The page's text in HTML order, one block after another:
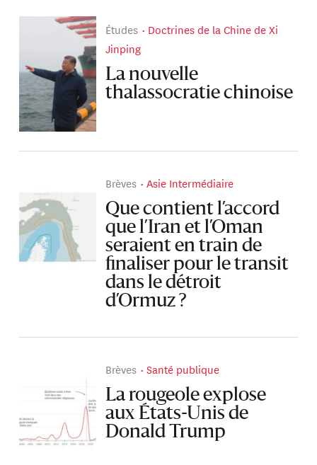
Études
Doctrines de la Chine de Xi
Jinping
La nouvelle
thalassocratie chinoise
Brèves Asie Intermédiaire
Que contient l’accord
que l’Iran et l’Oman
seraient en train de
finaliser pour le transit
dans le détroit
d’Ormuz ?
Brèves Santé publique
La rougeole explose
aux États-Unis de
Donald Trump